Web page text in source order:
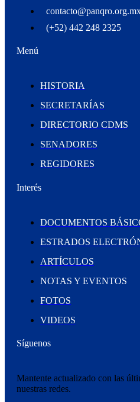
(+52) 442 248 2325
Menú
HISTORIA
SECRETARÍAS
DIRECTORIO CDMS
SENADORES
REGIDORES
Interés
DOCUMENTOS
ESTRADOS
ARTÍCULOS
NOTAS Y EVENTOS
FOTOS
VIDEOS
Síguenos
Mantente actualizado con las
nuestras redes.